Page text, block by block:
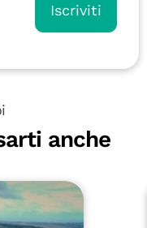
Iscriviti
anche